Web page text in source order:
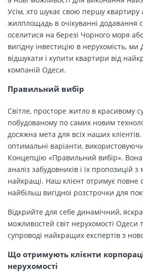
Усім, хто шукає свою першу
жилплощадь в очікуванні додавання
оселитися на березі Чорного моря
вигідну інвестицію в нерухомість,
відшукати і купити квартири від
компаній Одеси.
Правильний вибір
Світле, просторе житло в красивому
побудованому по самих новим
досяжна мета для всіх наших
оптимальні варіанти,
Концепцію «Правильний вибір».
аналіз забудовників і їх пропозицій
найкращі. Наш клієнт отримує повне
найбільш вигідної розстрочки для
Відкрийте для себе динамічний,
можливостей світ нерухомості Одеси
супроводі найкращих експертів з
Що отримують клієнти
нерухомості